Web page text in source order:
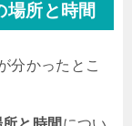
所と時間
分かったとこ